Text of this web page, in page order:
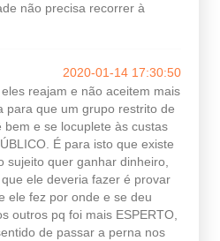
não precisa recorrer à
2020-01-14 17:30:50
reajam e não aceitem mais
para que um grupo restrito de
bem e se locuplete às custas
É para isto que existe
sujeito quer ganhar dinheiro,
ele deveria fazer é provar
ele fez por onde e se deu
outros pq foi mais ESPERTO,
de passar a perna nos